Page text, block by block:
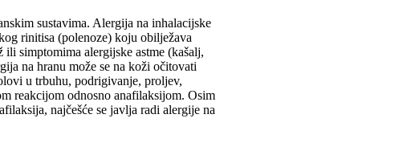
sustavima. Alergija na inhalacijske
rinitisa (polenoze) koju obilježava
ili simptomima alergijske astme (kašalj,
na hranu može se na koži očitovati
u trbuhu, podrigivanje, proljev,
reakcijom odnosno anafilaksijom. Osim
najčešće se javlja radi alergije na